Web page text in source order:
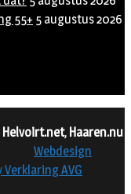
55+ 5 augustus 2026
Helvoirt.net, Haaren.nu
Webdesign
Verklaring AVG